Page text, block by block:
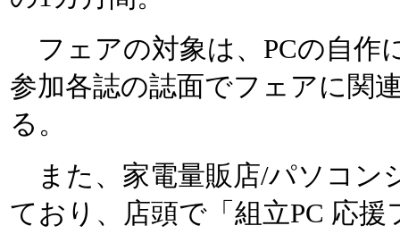
フェアの対象は、PCの自作
参加各誌の誌面でフェアに関
る。
また、家電量販店/パソコン
ており、店頭で「組立PC 応援